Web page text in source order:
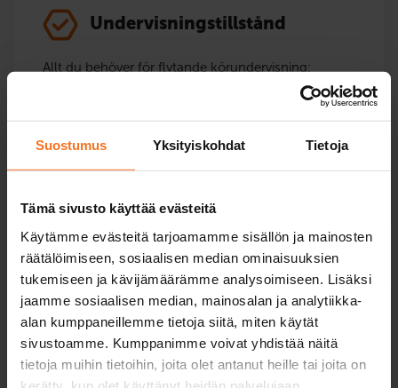
Suostumus Yksityiskohdat Tietoja
Tämä sivusto käyttää evästeitä
Käytämme evästeitä tarjoamamme sisällön ja mainosten
räätälöimiseen, sosiaalisen median ominaisuuksien
tukemiseen ja kävijämäärämme analysoimiseen. Lisäksi
jaamme sosiaalisen median, mainosalan ja analytiikka-
alan kumppaneillemme tietoja siitä, miten käytät
sivustoamme. Kumppanimme voivat yhdistää näitä
tietoja muihin tietoihin, joita olet antanut heille tai joita on
Undervisningstillstånd
Allt du behöver för flytande körundervisning:
lagstadgade utbildningar och extra tjänster.
Riskidentifieringsutbildning
Moped- och mopedbilkörkort
Kurser för moped- och mopedbilutbildning.
Körundervisning från våren till hösten och